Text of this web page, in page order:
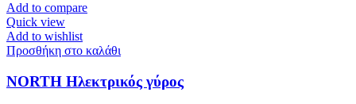
Add to compare
Quick view
Add to wishlist
Προσθήκη στο καλάθι
NORTH Ηλεκτρικός γύρος